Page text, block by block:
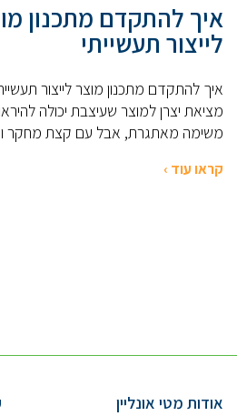
איך להתקדם מתכנון
לייצור תעשייתי
איך להתקדם מתכנון מוצר לייצור
מציאת יצרן למוצר שעיצבת יכולה
משימה מאתגרת, אבל עם קצת מחקר
קראו עוד ›
אודות מטי אונליין